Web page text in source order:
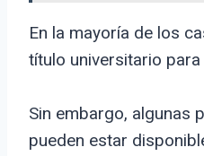
En la mayoría de los
título universitario
Sin embargo, algunas
pueden estar